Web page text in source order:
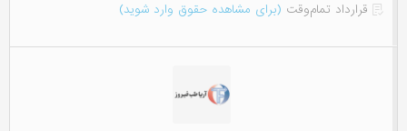
قرارداد تمام‌وقت (برای مشاهده حقوق وارد شوید)